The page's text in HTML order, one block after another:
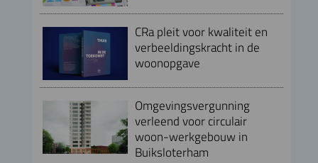
CRa pleit voor kwaliteit en
verbeeldingskracht in de
woonopgave
Omgevingsvergunning
verleend voor circulair
woon-werkgebouw in
Buiksloterham